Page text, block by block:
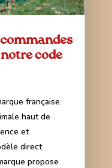
commandes
code
française
haut de
et
direct
propose